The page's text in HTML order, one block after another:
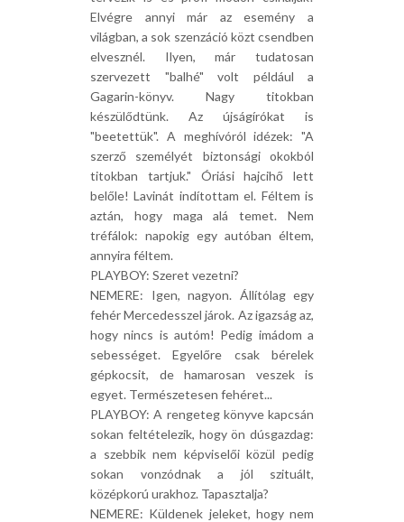
Elvégre annyi már az esemény a
világban, a sok szenzáció közt csendben
elvesznél. Ilyen, már tudatosan
szervezett "balhé" volt például a
Gagarin-könyv. Nagy titokban
készülődtünk. Az újságírókat is
"beetettük". A meghívóról idézek: "A
szerző személyét biztonsági okokból
titokban tartjuk." Óriási hajcihő lett
belőle! Lavinát indítottam el. Féltem is
aztán, hogy maga alá temet. Nem
tréfálok: napokig egy autóban éltem,
annyira féltem.
PLAYBOY: Szeret vezetni?
NEMERE: Igen, nagyon. Állítólag egy
fehér Mercedesszel járok. Az igazság az,
hogy nincs is autóm! Pedig imádom a
sebességet. Egyelőre csak bérelek
gépkocsit, de hamarosan veszek is
egyet. Természetesen fehéret...
PLAYBOY: A rengeteg könyve kapcsán
sokan feltételezik, hogy ön dúsgazdag:
a szebbik nem képviselői közül pedig
sokan vonzódnak a jól szituált,
középkorú urakhoz. Tapasztalja?
NEMERE: Küldenek jeleket, hogy nem